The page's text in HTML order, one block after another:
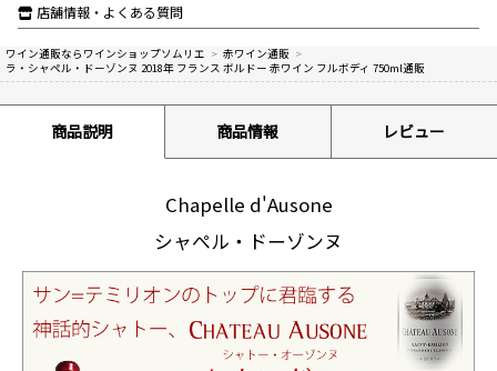
店舗情報・よくある質問
ワイン通販ならワインショップソムリエ > 赤ワイン通販 >
ラ・シャペル・ドーゾンヌ 2018年 フランス ボルドー 赤ワイン フルボディ 750ml通販
商品説明 商品情報 レビュー
Chapelle d'Ausone
シャぺル・ドーゾンヌ